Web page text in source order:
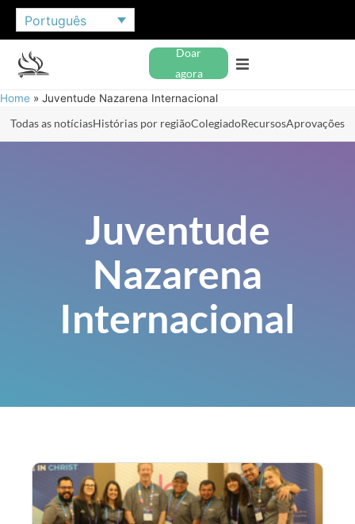
Português
Doar
agora
Home » Juventude Nazarena Internacional
Todas as notíciasHistórias por regiãoColegiadoRecursosAprovações
Juventude
Nazarena
Internacional